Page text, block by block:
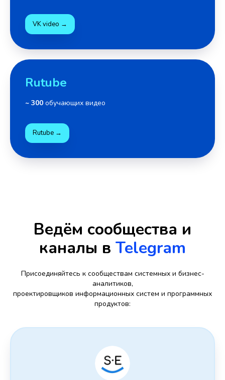
VK video →
Rutube
~ 300 обучающих видео
Rutube →
Ведём сообщества и
каналы в Telegram
Присоединяйтесь к сообществам системных и бизнес-
аналитиков,
проектировщиков информационных систем и программных
продуктов: